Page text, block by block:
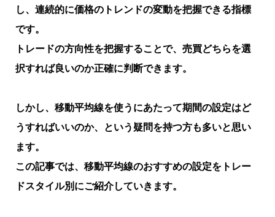
し、連続的に価格のトレンドの変動を把握できる指標
です。
トレードの方向性を把握することで、売買どちらを選
択すれば良いのか正確に判断できます。
しかし、移動平均線を使うにあたって期間の設定はど
うすればいいのか、という疑問を持つ方も多いと思い
ます。
この記事では、移動平均線のおすすめの設定をトレー
ドスタイル別にご紹介していきます。